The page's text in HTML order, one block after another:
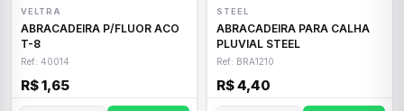
VELTRA
ABRACADEIRA P/FLUOR ACO
T-8
Ref: 40014
R$ 1,65
STEEL
ABRACADEIRA PARA CALHA
PLUVIAL STEEL
Ref: BRA1210
R$ 4,40